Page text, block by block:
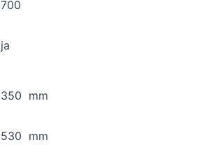
700
ja
350 mm
530 mm